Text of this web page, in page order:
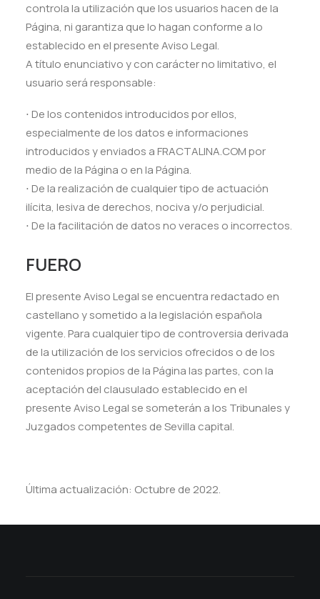
controla la utilización que los usuarios hacen de la
Página, ni garantiza que lo hagan conforme a lo
establecido en el presente Aviso Legal.
A título enunciativo y con carácter no limitativo, el
usuario será responsable:
⋅ De los contenidos introducidos por ellos,
especialmente de los datos e informaciones
introducidos y enviados a FRACTALINA.COM por
medio de la Página o en la Página.
⋅ De la realización de cualquier tipo de actuación
ilícita, lesiva de derechos, nociva y/o perjudicial.
⋅ De la facilitación de datos no veraces o incorrectos.
FUERO
El presente Aviso Legal se encuentra redactado en
castellano y sometido a la legislación española
vigente. Para cualquier tipo de controversia derivada
de la utilización de los servicios ofrecidos o de los
contenidos propios de la Página las partes, con la
aceptación del clausulado establecido en el
presente Aviso Legal se someterán a los Tribunales y
Juzgados competentes de Sevilla capital.
Última actualización: Octubre de 2022.